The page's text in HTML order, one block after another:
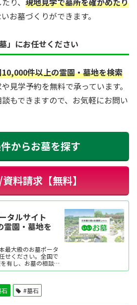
お墓づくりができます。
」にお任せください
件以上の霊園・墓地を検索
見学予約を無料で承っています。
もできますので、お気軽にお問い
からお墓を探す
料請求【無料】
タルサイト
霊園・墓地を
最大級のお墓ポータ
せください。全国で
有し、お墓の相談実
・口コミ・価格など
無料。墓石建立から
など区画タイプ別の
石 #墓石